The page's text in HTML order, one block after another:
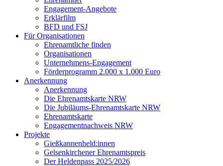
Engagement-Angebote
Erklärfilm
BFD und FSJ
Für Organisationen
Ehrenamtliche finden
Organisationen
Unternehmens-Engagement
Förderprogramm 2.000 x 1.000 Euro
Anerkennung
Anerkennung
Die Ehrenamtskarte NRW
Die Jubiläums-Ehrenamtskarte NRW
Ehrenamtskarte
Engagementnachweis NRW
Projekte
Gießkannenheld:innen
Gelsenkirchener Ehrenamtspreis
Der Heldenpass 2025/2026